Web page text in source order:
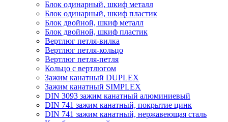
Блок одинарный, шкиф металл
Блок одинарный, шкиф пластик
Блок двойной, шкиф металл
Блок двойной, шкиф пластик
Вертлюг петля-вилка
Вертлюг петля-кольцо
Вертлюг петля-петля
Кольцо с вертлюгом
Зажим канатный DUPLEX
Зажим канатный SIMPLEX
DIN 3093 зажим канатный алюминиевый
DIN 741 зажим канатный, покрытие цинк
DIN 741 зажим канатный, нержавеющая сталь